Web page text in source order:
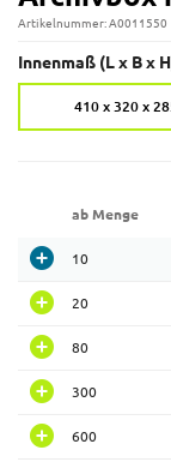
Artikelnummer: A0011550
Innenmaß (L x B x
410 x 320 x
ab Menge
10
20
80
300
600